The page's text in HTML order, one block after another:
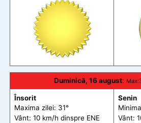
Duminică, 16 august: Max
Însorit
Maxima zilei: 31°
Vânt: 10 km/h dinspre ENE
Senin
Vânt: